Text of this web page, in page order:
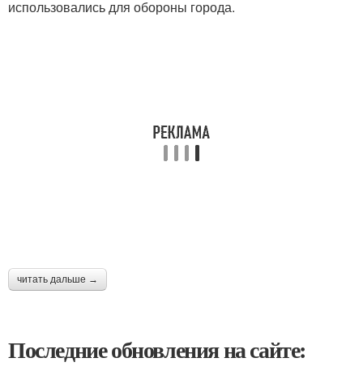
использовались для обороны города.
читать дальше →
Последние обновления на сайте: